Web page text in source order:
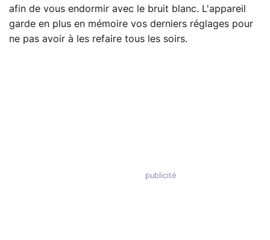
afin de vous endormir avec le bruit blanc. L'appareil
garde en plus en mémoire vos derniers réglages pour
ne pas avoir à les refaire tous les soirs.